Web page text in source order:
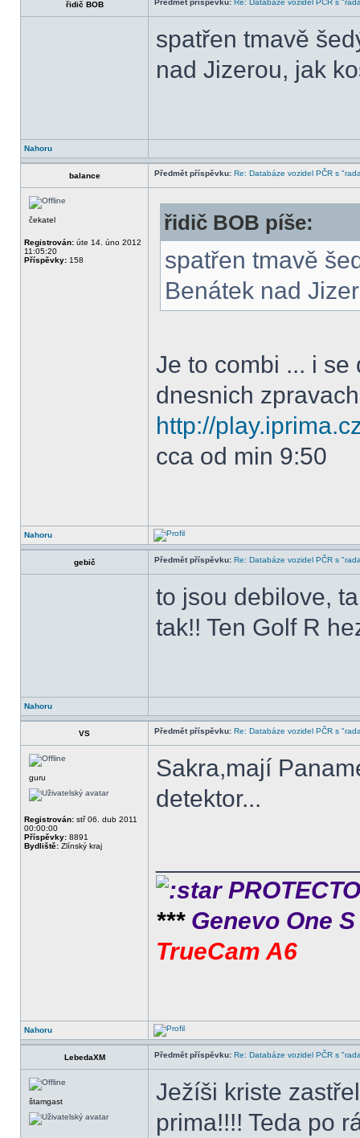
řidič BOB Předmět příspěvku: Re: Databáze vozidel PČR s
spatřen tmavě
nad Jizerou, jak
Nahoru
balance Předmět příspěvku: Re: Databáze vozidel PČR s
čekatel
Registrován: úte 14. úno 2012
11:05:20
Příspěvky: 158
řidič BOB píše:
spatřen tmavě
Benátek nad
Je to combi ... i se
dnesnich
http://
cca od min 9:50
Nahoru
gebič Předmět příspěvku: Re: Databáze vozidel PČR s
to jsou debilove,
tak!! Ten Golf R
Nahoru
VS Předmět příspěvku: Re: Databáze vozidel PČR s
guru
Registrován: stř 06. dub 2011
00:00:00
Příspěvky: 8891
Bydliště: Zlínský kraj
Sakra,mají
detektor...
***Genevo One
TrueCam A6
Nahoru
LebedaXM Předmět příspěvku: Re: Databáze vozidel PČR s
štamgast
Ježíši kriste
prima!!!! Teda po